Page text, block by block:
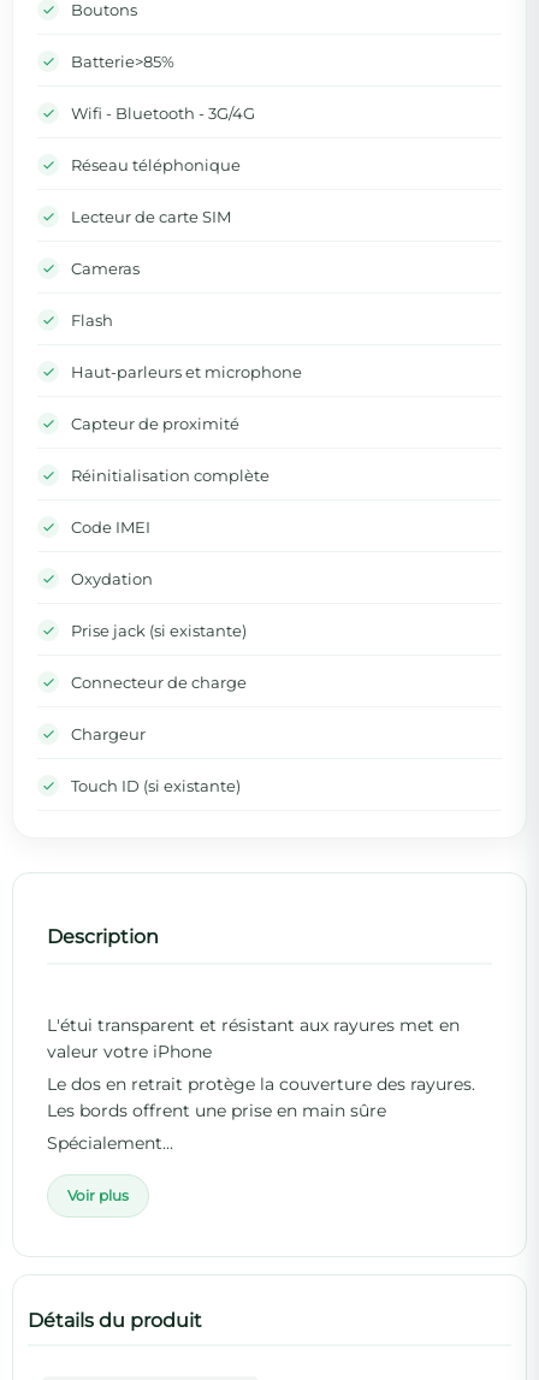
Boutons
Batterie>85%
Wifi - Bluetooth - 3G/4G
Réseau téléphonique
Lecteur de carte SIM
Cameras
Flash
Haut-parleurs et microphone
Capteur de proximité
Réinitialisation complète
Code IMEI
Oxydation
Prise jack (si existante)
Connecteur de charge
Chargeur
Touch ID (si existante)
Description
L'étui transparent et résistant aux rayures met en
valeur votre iPhone
Le dos en retrait protège la couverture des rayures.
Les bords offrent une prise en main sûre
Spécialement...
Voir plus
Détails du produit